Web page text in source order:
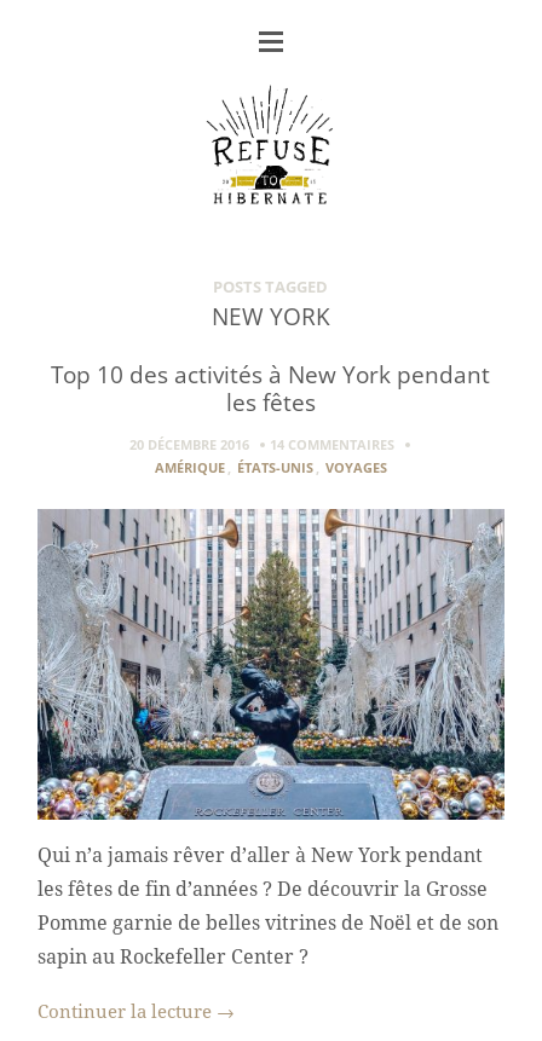
POSTS TAGGED
NEW YORK
Top 10 des activités à New York pendant
les fêtes
20 DÉCEMBRE 2016
14 COMMENTAIRES
AMÉRIQUE
ÉTATS-UNIS VOYAGES
Qui n’a jamais rêver d’aller à New York pendant
les fêtes de fin d’années ? De découvrir la Grosse
Pomme garnie de belles vitrines de Noël et de son
sapin au Rockefeller Center ?
Continuer la lecture →